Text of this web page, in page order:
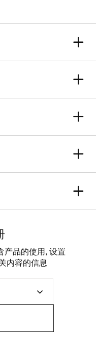
售后保修服务
认证自动机械机芯
蝴蝶扣
产品的使用, 设置
内容的信息
